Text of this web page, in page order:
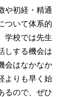
や初経・精通
ついて体系的
学校では先生
しする機会は
会はなかなか
よりも早く始
るので、ぜひ